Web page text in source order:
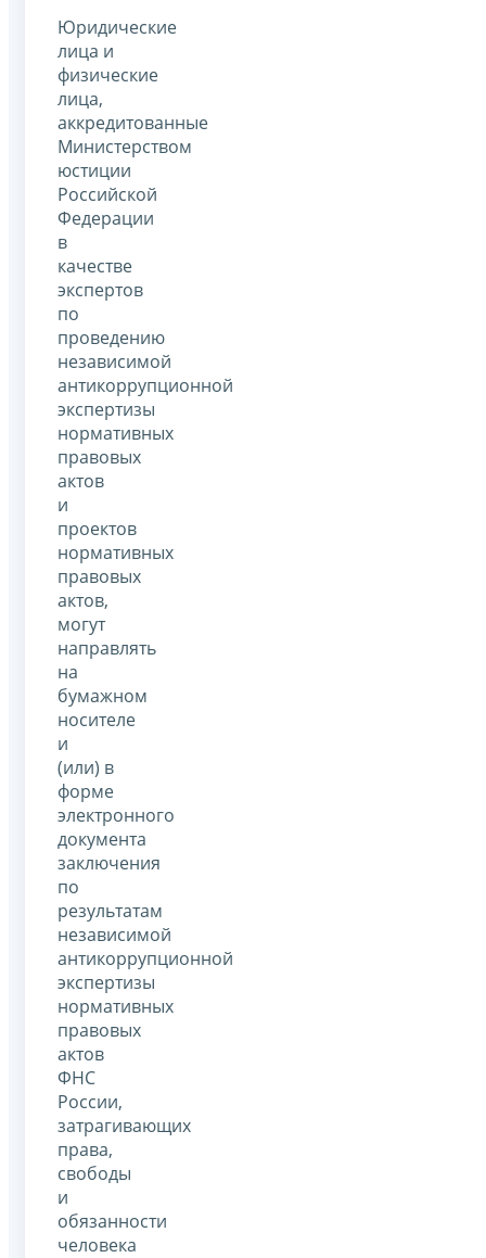
Юридические
лица и
физические
лица,
аккредитованные
Министерством
юстиции
Российской
Федерации
в
качестве
экспертов
по
проведению
независимой
антикоррупционной
экспертизы
нормативных
правовых
актов
и
проектов
нормативных
правовых
актов,
могут
направлять
на
бумажном
носителе
и
(или) в
форме
электронного
документа
заключения
по
результатам
независимой
антикоррупционной
экспертизы
нормативных
правовых
актов
ФНС
России,
затрагивающих
права,
свободы
и
обязанности
человека